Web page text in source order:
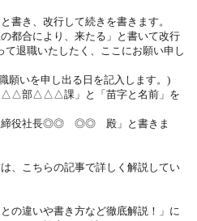
書き、改行して続きを書きます。
都合により、来たる」と書いて改行
退職いたしたく、ここにお願い申し
願いを申し出る日を記入します。)
部△△△課」と「苗字と名前」を
取締役社長◎◎ ◎◎ 殿」と書きま
、こちらの記事で詳しく解説してい
の違いや書き方など徹底解説！」に